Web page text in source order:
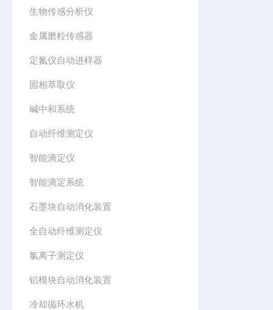
生物传感分析仪
金属磨粒传感器
定氮仪自动进样器
固相萃取仪
碱中和系统
自动纤维测定仪
智能滴定仪
智能滴定系统
石墨块自动消化装置
全自动纤维测定仪
氯离子测定仪
铝模块自动消化装置
冷却循环水机